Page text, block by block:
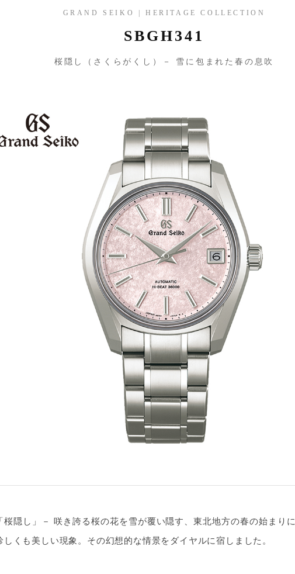
GRAND SEIKO | HERITAGE COLLECTION
SBGH341
桜隠し（さくらがくし）－ 雪に包まれた春の息吹
「桜隠し」－ 咲き誇る桜の花を雪が覆い隠す、東北地方の春の始まり
しくも美しい現象。その幻想的な情景をダイヤルに宿しました。